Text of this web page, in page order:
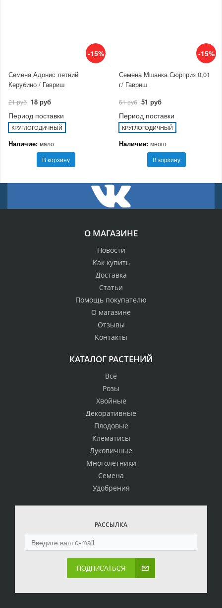
-15%
Семена Адонис летний
Керубино / Гавриш
21 руб 18 руб
Период поставки
КРУГЛОГОДИЧНЫЙ
Наличие: мало
В корзину
-15%
Семена Мшанка Сюрприз 0,01
г/ Гавриш
61 руб 51 руб
Период поставки
КРУГЛОГОДИЧНЫЙ
Наличие: много
В корзину
О МАГАЗИНЕ
Новости
Как купить
Доставка
Статьи
Помощь покупателю
О магазине
Отзывы
Контакты
КАТАЛОГ РАСТЕНИЙ
Всё
Розы
Хвойные
Декоративные
Плодовые
Клематисы
Луковичные
Многолетники
Семена
Удобрения
РАССЫЛКА
ПОДПИСАТЬСЯ